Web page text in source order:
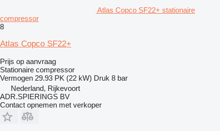
Atlas Copco SF22+ stationaire
compressor
8
Atlas Copco SF22+
Prijs op aanvraag
Stationaire compressor
Vermogen 29.93 PK (22 kW) Druk 8 bar
Nederland, Rijkevoort
ADR.SPIERINGS BV
Contact opnemen met verkoper